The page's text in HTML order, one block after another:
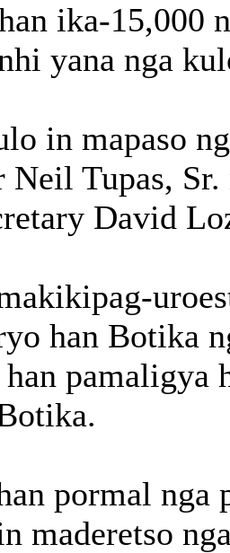
ika-15,000
yana nga
in mapaso
Neil Tupas,
David
han Botika
han pamaligya
pormal nga
maderetso